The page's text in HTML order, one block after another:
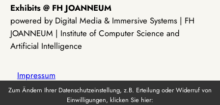
Exhibits @ FH JOANNEUM
powered by Digital Media & Immersive Systems | FH
JOANNEUM | Institute of Computer Science and
Artificial Intelligence
Impressum
Zum Ändern Ihrer Datenschutzeinstellung, z.B. Erteilung oder Widerruf von
Einwilligungen, klicken Sie hier: